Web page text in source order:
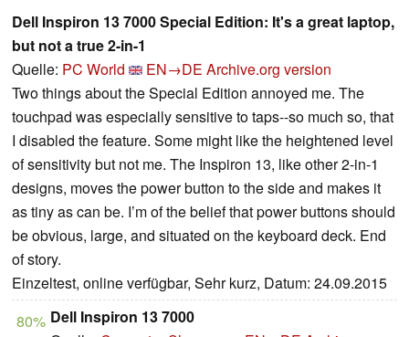
Dell Inspiron 13 7000 Special Edition: It's a great laptop,
but not a true 2-in-1
Quelle: PC World EN→DE Archive.org version
Two things about the Special Edition annoyed me. The
touchpad was especially sensitive to taps--so much so, that
I disabled the feature. Some might like the heightened level
of sensitivity but not me. The Inspiron 13, like other 2-in-1
designs, moves the power button to the side and makes it
as tiny as can be. I’m of the belief that power buttons should
be obvious, large, and situated on the keyboard deck. End
of story.
Einzeltest, online verfügbar, Sehr kurz, Datum: 24.09.2015
80% Dell Inspiron 13 7000